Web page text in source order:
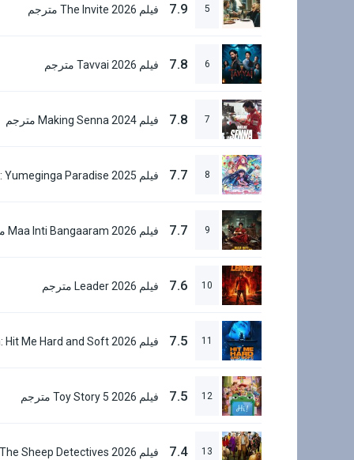
5
7.9 فيلم The Invite 2026 مترجم
6
7.8 فيلم Tavvai 2026 مترجم
7
7.8 فيلم Making Senna 2024 مترجم
8
7.7
9
7.7
10
7.6 فيلم Leader 2026 مترجم
11
7.5
12
7.5 فيلم Toy Story 5 2026 مترجم
13
7.4